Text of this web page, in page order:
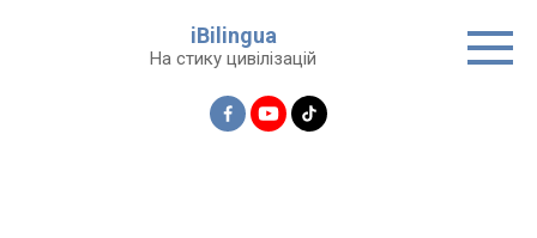
iBilingua
На стику цивілізацій